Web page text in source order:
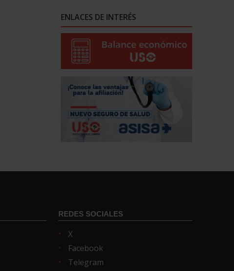
ENLACES DE INTERÉS
REDES SOCIALES
X
Facebook
Telegram